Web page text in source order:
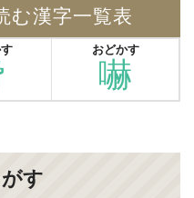
む漢字一覧表
嚇
おどかす
す